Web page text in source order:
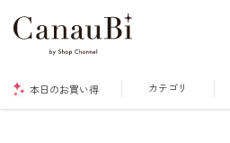
本日のお買い得 カテゴリ